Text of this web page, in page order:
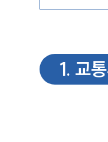
1. 교